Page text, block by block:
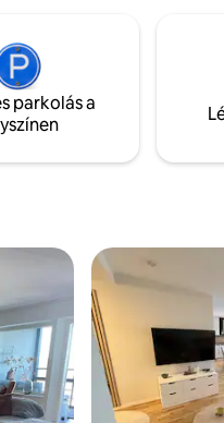
a
mint 6 személy
ágyak
bérbeadás
a házigazdával.
parkolás a